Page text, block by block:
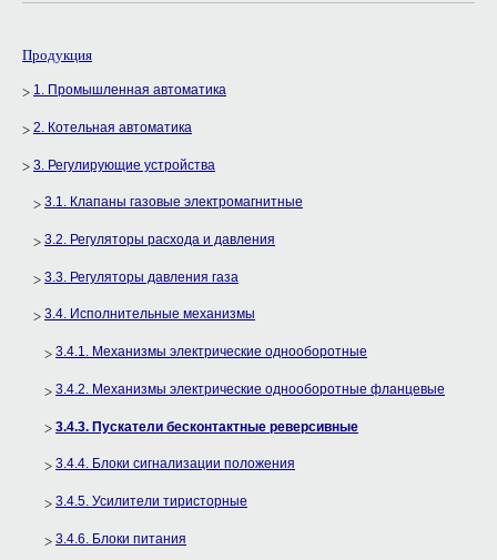
Продукция
1. Промышленная автоматика
2. Котельная автоматика
3. Регулирующие устройства
3.1. Клапаны газовые электромагнитные
3.2. Регуляторы расхода и давления
3.3. Регуляторы давления газа
3.4. Исполнительные механизмы
3.4.1. Механизмы электрические однооборотные
3.4.2. Механизмы электрические однооборотные фланцевые
3.4.3. Пускатели бесконтактные реверсивные
3.4.4. Блоки сигнализации положения
3.4.5. Усилители тиристорные
3.4.6. Блоки питания